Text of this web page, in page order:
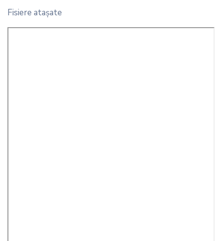
Fisiere ataşate